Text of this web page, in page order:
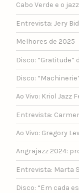
Cabo Verde e o
Entrevista: Jery
Melhores de 2025
Disco: “Gratitude”
Disco:
Ao Vivo: Kriol Jazz
Entrevista:
Ao Vivo: Gregory
Angrajazz 2024:
Entrevista: Marta
Disco: “Em cada